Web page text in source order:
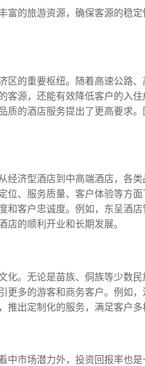
富的旅游资源，确保客源的稳
区的重要枢纽。随着高速公路
源，还能有效降低客户的入
质的酒店服务提出了更高要求
经济型酒店到中高端酒店，各
位、服务质量、客户体验等方
客户忠诚度。例如，东呈酒
店的顺利开业和长期发展。
化。无论是苗族、侗族等少数
更多的游客和商务客户。例如
出定制化的服务，满足客户多
中市场潜力外，投资回报率也